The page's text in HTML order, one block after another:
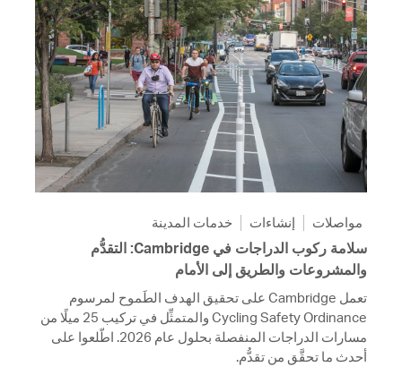
مواصلات إنشاءات خدمات المدينة
سلامة ركوب الدراجات في Cambridge: التقدُّم
والمشروعات والطريق إلى الأمام
تعمل Cambridge على تحقيق الهدف الطَموح لمرسوم
Cycling Safety Ordinance والمتمثِّل في تركيب 25 ميلًا من
مسارات الدراجات المنفصلة بحلول عام 2026. اطّلعوا على
أحدث ما تحقَّق من تقدُّم.